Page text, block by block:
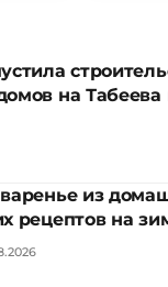
на Табеева
из
рецептов на